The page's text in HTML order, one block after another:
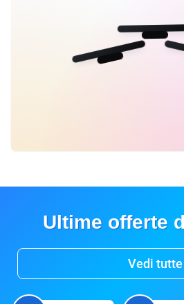
Ultime offerte
Vedi tutte